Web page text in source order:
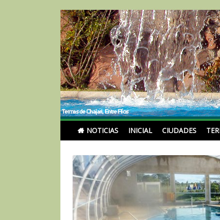
to
content
Noticias
NOTICIAS INICIAL CIUDADES